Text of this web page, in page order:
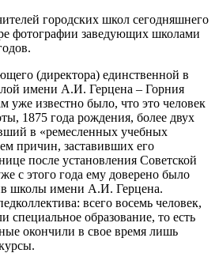
городских школ сегодняшнего
фотографии заведующих школами
(директора) единственной в
имени А.И. Герцена – Горния
уже известно было, что это человек
1875 года рождения, более двух
в «ремесленных учебных
причин, заставивших его
после установления Советской
с этого года ему доверено было
школы имени А.И. Герцена.
всего восемь человек,
специальное образование, то есть
окончили в свое время лишь